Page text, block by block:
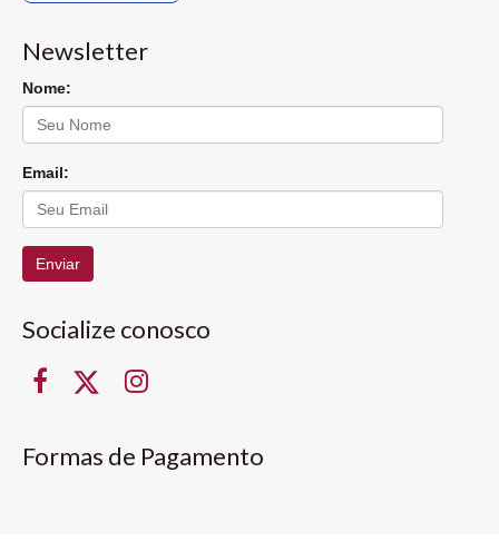
Newsletter
Nome:
Email:
Enviar
Socialize conosco
Formas de Pagamento